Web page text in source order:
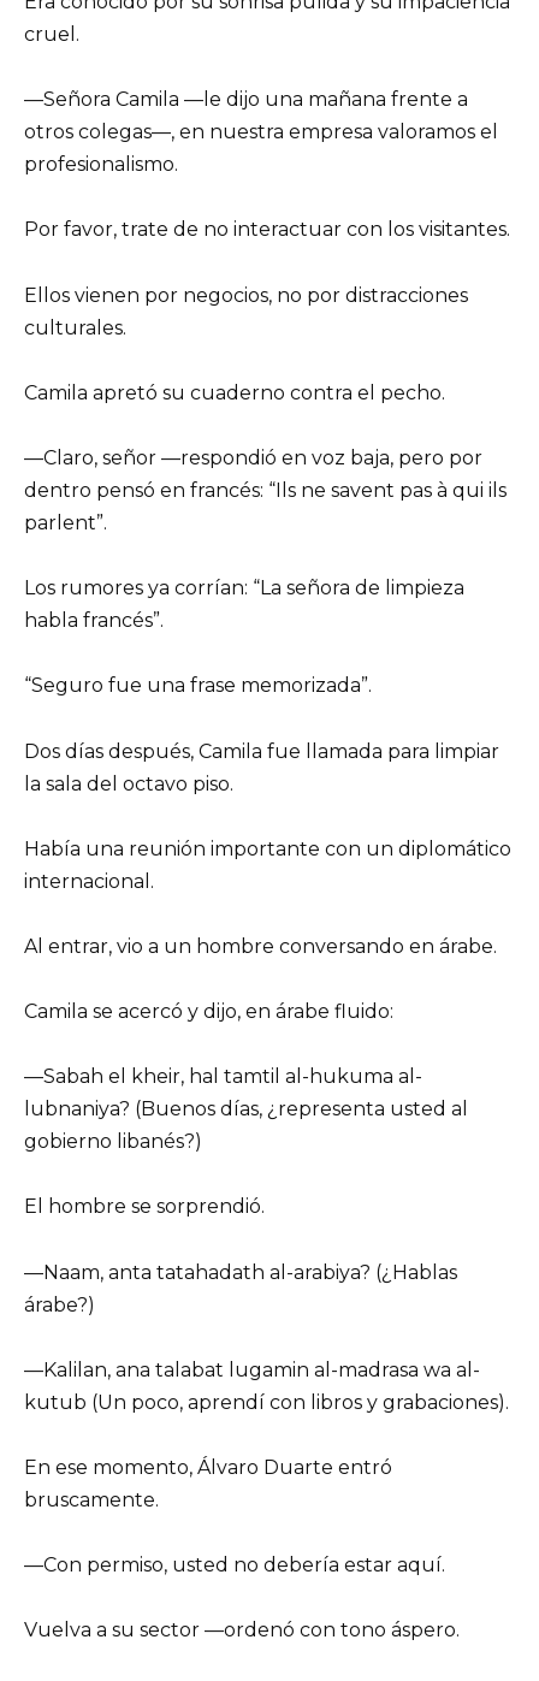
cruel.
—Señora Camila —le dijo una mañana frente a
otros colegas—, en nuestra empresa valoramos el
profesionalismo.
Por favor, trate de no interactuar con los visitantes.
Ellos vienen por negocios, no por distracciones
culturales.
Camila apretó su cuaderno contra el pecho.
—Claro, señor —respondió en voz baja, pero por
dentro pensó en francés: “Ils ne savent pas à qui ils
parlent”.
Los rumores ya corrían: “La señora de limpieza
habla francés”.
“Seguro fue una frase memorizada”.
Dos días después, Camila fue llamada para limpiar
la sala del octavo piso.
Había una reunión importante con un diplomático
internacional.
Al entrar, vio a un hombre conversando en árabe.
Camila se acercó y dijo, en árabe fluido:
—Sabah el kheir, hal tamtil al-hukuma al-
lubnaniya? (Buenos días, ¿representa usted al
gobierno libanés?)
El hombre se sorprendió.
—Naam, anta tatahadath al-arabiya? (¿Hablas
árabe?)
—Kalilan, ana talabat lugamin al-madrasa wa al-
kutub (Un poco, aprendí con libros y grabaciones).
En ese momento, Álvaro Duarte entró
bruscamente.
—Con permiso, usted no debería estar aquí.
Vuelva a su sector —ordenó con tono áspero.